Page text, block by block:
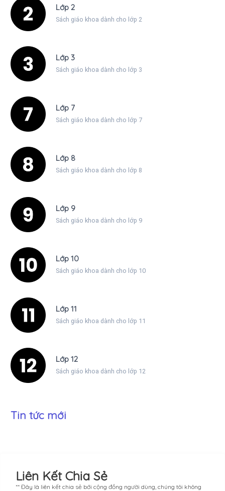
Lớp 2
Sách giáo khoa dành cho lớp 2
Lớp 3
Sách giáo khoa dành cho lớp 3
Lớp 7
Sách giáo khoa dành cho lớp 7
Lớp 8
Sách giáo khoa dành cho lớp 8
Lớp 9
Sách giáo khoa dành cho lớp 9
Lớp 10
Sách giáo khoa dành cho lớp 10
Lớp 11
Sách giáo khoa dành cho lớp 11
Lớp 12
Sách giáo khoa dành cho lớp 12
Tin tức mới
Liên Kết Chia Sẻ
** Đây là liên kết chia sẻ bới cộng đồng người dùng, chúng tôi không